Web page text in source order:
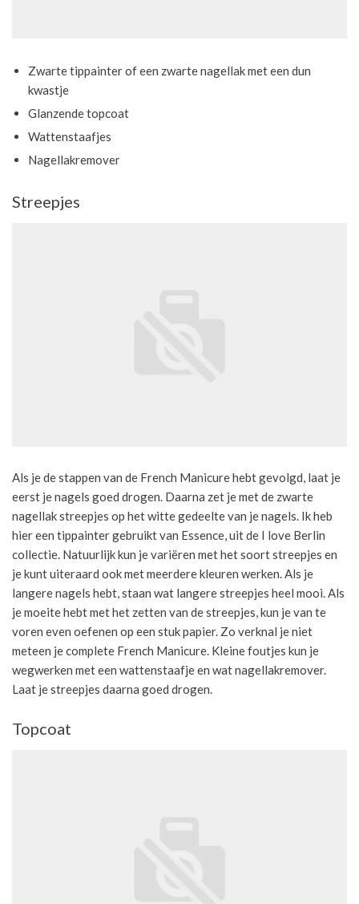
Zwarte tippainter of een zwarte nagellak met een dun
kwastje
Glanzende topcoat
Wattenstaafjes
Nagellakremover
Streepjes
Als je de stappen van de French Manicure hebt gevolgd, laat je
eerst je nagels goed drogen. Daarna zet je met de zwarte
nagellak streepjes op het witte gedeelte van je nagels. Ik heb
hier een tippainter gebruikt van Essence, uit de I love Berlin
collectie. Natuurlijk kun je variëren met het soort streepjes en
je kunt uiteraard ook met meerdere kleuren werken. Als je
langere nagels hebt, staan wat langere streepjes heel mooi. Als
je moeite hebt met het zetten van de streepjes, kun je van te
voren even oefenen op een stuk papier. Zo verknal je niet
meteen je complete French Manicure. Kleine foutjes kun je
wegwerken met een wattenstaafje en wat nagellakremover.
Laat je streepjes daarna goed drogen.
Topcoat